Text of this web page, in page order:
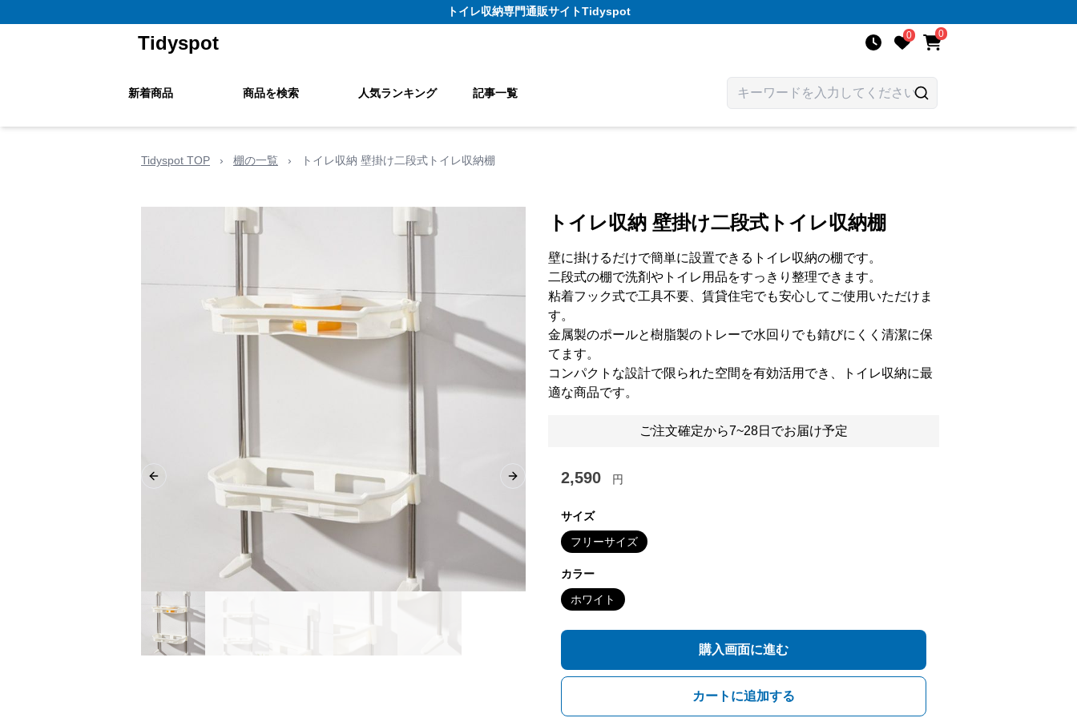
トイレ収納専門通販サイトTidyspot
Tidyspot 0 0
新着商品 商品を検索 人気ランキング 記事一覧
Tidyspot TOP › 棚の一覧 › トイレ収納 壁掛け二段式トイレ収納棚
Previous slide Next slide
トイレ収納 壁掛け二段式トイレ収納棚
壁に掛けるだけで簡単に設置できるトイレ収納の棚です。
二段式の棚で洗剤やトイレ用品をすっきり整理できます。
粘着フック式で工具不要、賃貸住宅でも安心してご使用いただけま
す。
金属製のポールと樹脂製のトレーで水回りでも錆びにくく清潔に保
てます。
コンパクトな設計で限られた空間を有効活用でき、トイレ収納に最
適な商品です。
ご注文確定から7~28日でお届け予定
2,590 円
サイズ
フリーサイズ
カラー
ホワイト
購入画面に進む
カートに追加する